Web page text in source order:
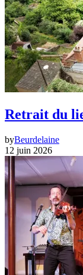
Retrait du
byBeurdelaine
12 juin 2026